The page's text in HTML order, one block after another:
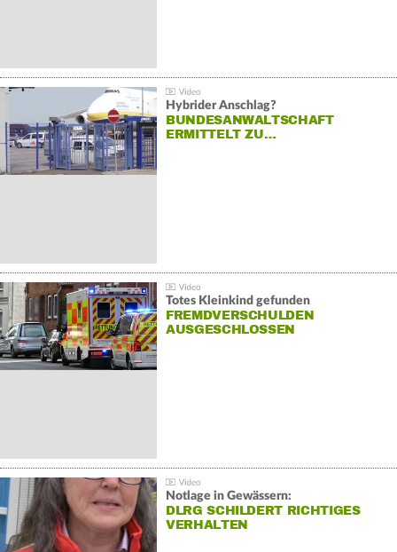
Hybrider Anschlag?
BUNDESANWALTSCHAFT
ERMITTELT ZU…
Totes Kleinkind gefunden
FREMDVERSCHULDEN
AUSGESCHLOSSEN
Notlage in Gewässern:
DLRG SCHILDERT RICHTIGES
VERHALTEN